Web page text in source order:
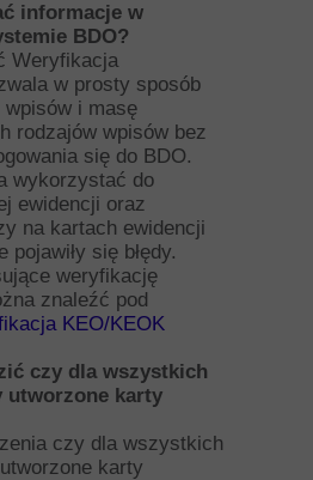
informacje w
BDO?
Weryfikacja
w prosty sposób
i masę
rodzajów wpisów bez
się do BDO.
wykorzystać do
ewidencji oraz
na kartach ewidencji
pojawiły się błędy.
weryfikację
znaleźć pod
KEO/KEOK
czy dla wszystkich
utworzone karty
czy dla wszystkich
karty